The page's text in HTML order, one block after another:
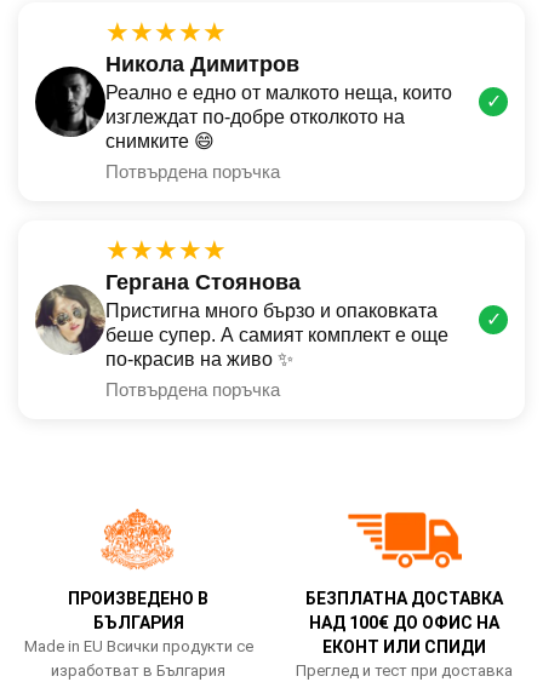
★★★★★
Никола Димитров
Реално е едно от малкото неща, които
изглеждат по-добре отколкото на
снимките 😄
Потвърдена поръчка
✓
★★★★★
Гергана Стоянова
Пристигна много бързо и опаковката
беше супер. А самият комплект е още
по-красив на живо ✨
Потвърдена поръчка
✓
ПРОИЗВЕДЕНО В
БЪЛГАРИЯ
Made in EU Всички продукти се
изработват в България
БЕЗПЛАТНА ДОСТАВКА
НАД 100€ ДО ОФИС НА
ЕКОНТ ИЛИ СПИДИ
Преглед и тест при доставка